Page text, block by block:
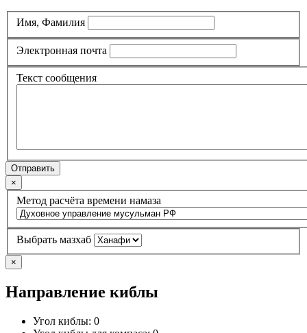
Имя, Фамилия
Электронная почта
Текст сообщения
Отправить
×
Метод расчёта времени намаза
Выбрать мазхаб
×
Направление киблы
Угол киблы: 0